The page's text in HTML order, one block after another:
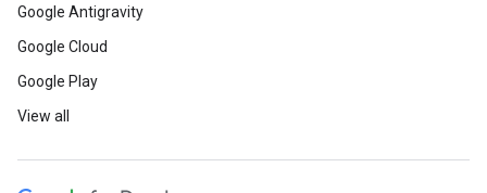
Google Antigravity
Google Cloud
Google Play
View all